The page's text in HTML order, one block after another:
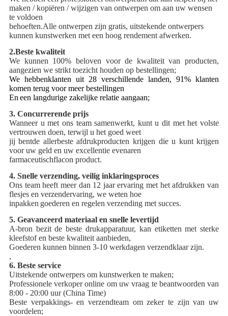
maken / kopiëren / wijzigen van ontwerpen om aan uw wensen
te voldoen
behoeften.Alle ontwerpen zijn gratis, uitstekende ontwerpers
kunnen kunstwerken met een hoog rendement afwerken.
2.Beste kwaliteit
We kunnen 100% beloven voor de kwaliteit van producten,
aangezien we strikt toezicht houden op bestellingen;
We hebbenklanten uit 28 verschillende landen, 91% klanten
komen terug voor meer bestellingen
En een langdurige zakelijke relatie aangaan;
3. Concurrerende prijs
Wanneer u met ons team samenwerkt, kunt u dit met het volste
vertrouwen doen, terwijl u het goed weet
jij bentde allerbeste afdrukproducten krijgen die u kunt krijgen
voor uw geld en uw excellentie evenaren
farmaceutischflacon product.
4. Snelle verzending, veilig inklaringsproces
Ons team heeft meer dan 12 jaar ervaring met het afdrukken van
flesjes en verzendervaring, we weten hoe
inpakken goederen en regelen verzending met succes.
5. Geavanceerd materiaal en snelle levertijd
A-bron bezit de beste drukapparatuur, kan etiketten met sterke
kleefstof en beste kwaliteit aanbieden,
Goederen kunnen binnen 3-10 werkdagen verzendklaar zijn.
,
6. Beste service
Uitstekende ontwerpers om kunstwerken te maken;
Professionele verkoper online om uw vraag te beantwoorden van
8:00 - 20:00 uur (China Time)
Beste verpakkings- en verzendteam om zeker te zijn van uw
voordelen;